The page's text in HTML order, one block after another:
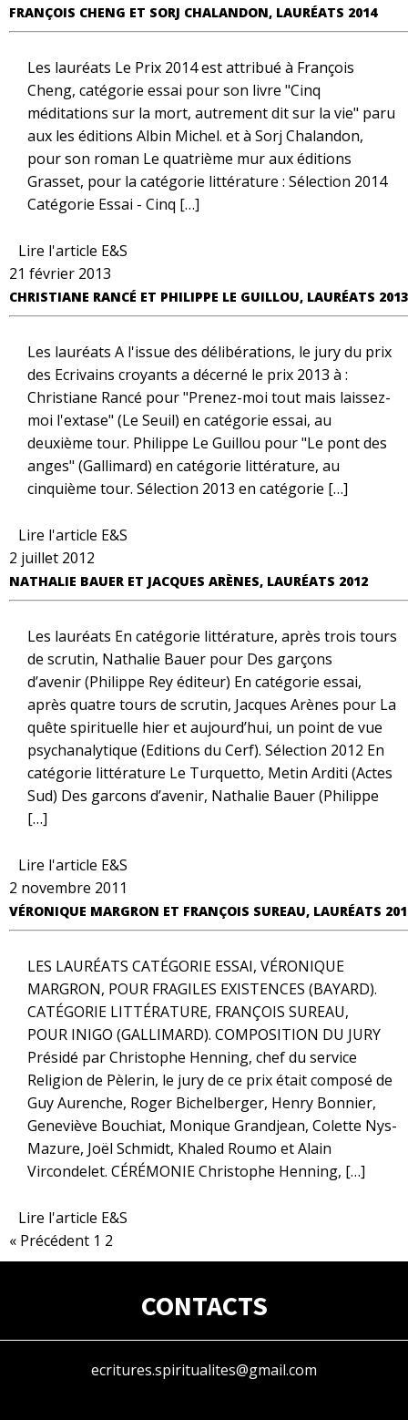
FRANÇOIS CHENG ET SORJ CHALANDON, LAURÉATS 2014
Les lauréats Le Prix 2014 est attribué à François
Cheng, catégorie essai pour son livre "Cinq
méditations sur la mort, autrement dit sur la vie" paru
aux les éditions Albin Michel. et à Sorj Chalandon,
pour son roman Le quatrième mur aux éditions
Grasset, pour la catégorie littérature : Sélection 2014
Catégorie Essai - Cinq […]
Lire l'article E&S
21 février 2013
CHRISTIANE RANCÉ ET PHILIPPE LE GUILLOU, LAURÉATS 2013
Les lauréats A l'issue des délibérations, le jury du prix
des Ecrivains croyants a décerné le prix 2013 à :
Christiane Rancé pour "Prenez-moi tout mais laissez-
moi l'extase" (Le Seuil) en catégorie essai, au
deuxième tour. Philippe Le Guillou pour "Le pont des
anges" (Gallimard) en catégorie littérature, au
cinquième tour. Sélection 2013 en catégorie […]
Lire l'article E&S
2 juillet 2012
NATHALIE BAUER ET JACQUES ARÈNES, LAURÉATS 2012
Les lauréats En catégorie littérature, après trois tours
de scrutin, Nathalie Bauer pour Des garçons
d’avenir (Philippe Rey éditeur) En catégorie essai,
après quatre tours de scrutin, Jacques Arènes pour La
quête spirituelle hier et aujourd’hui, un point de vue
psychanalytique (Editions du Cerf). Sélection 2012 En
catégorie littérature Le Turquetto, Metin Arditi (Actes
Sud) Des garcons d’avenir, Nathalie Bauer (Philippe
[…]
Lire l'article E&S
2 novembre 2011
VÉRONIQUE MARGRON ET FRANÇOIS SUREAU, LAURÉATS
LES LAURÉATS CATÉGORIE ESSAI, VÉRONIQUE
MARGRON, POUR FRAGILES EXISTENCES (BAYARD).
CATÉGORIE LITTÉRATURE, FRANÇOIS SUREAU,
POUR INIGO (GALLIMARD). COMPOSITION DU JURY
Présidé par Christophe Henning, chef du service
Religion de Pèlerin, le jury de ce prix était composé de
Guy Aurenche, Roger Bichelberger, Henry Bonnier,
Geneviève Bouchiat, Monique Grandjean, Colette Nys-
Mazure, Joël Schmidt, Khaled Roumo et Alain
Vircondelet. CÉRÉMONIE Christophe Henning, […]
Lire l'article E&S
« Précédent 1 2
CONTACTS
ecritures.spiritualites@gmail.com